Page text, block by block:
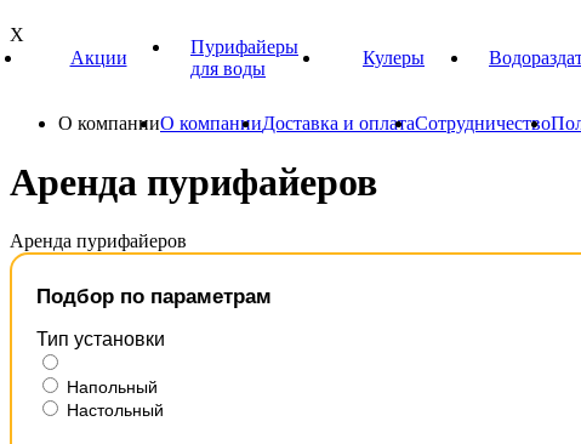
X
Акции
Пурифайеры
для воды
Кулеры
О компанииО компанииДоставка и оплатаСотрудничество
Аренда пурифайеров
Аренда пурифайеров
Подбор по параметрам
Тип установки
Напольный
Настольный